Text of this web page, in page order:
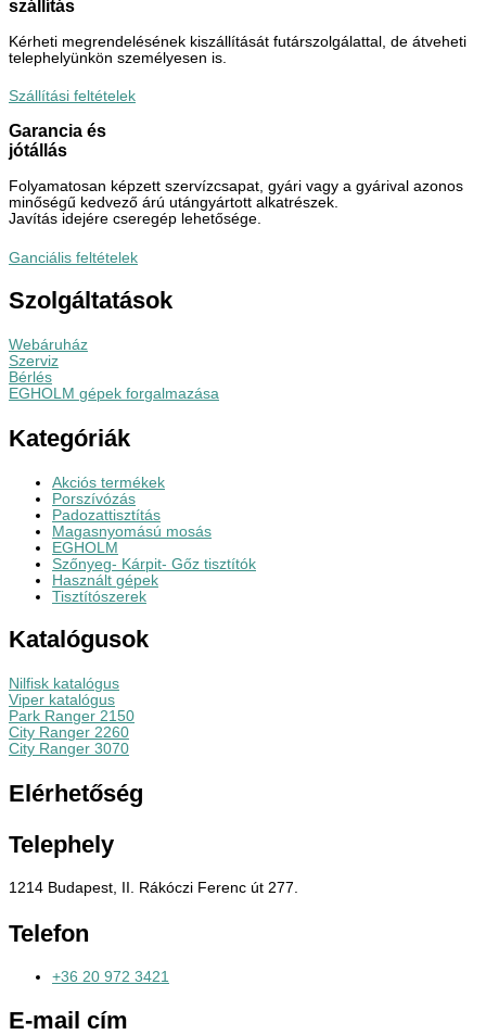
szállítás
Kérheti megrendelésének kiszállítását futárszolgálattal, de átveheti
telephelyünkön személyesen is.
Szállítási feltételek
Garancia és
jótállás
Folyamatosan képzett szervízcsapat, gyári vagy a gyárival azonos
minőségű kedvező árú utángyártott alkatrészek.
Javítás idejére cseregép lehetősége.
Ganciális feltételek
Szolgáltatások
Webáruház
Szerviz
Bérlés
EGHOLM gépek forgalmazása
Kategóriák
Akciós termékek
Porszívózás
Padozattisztítás
Magasnyomású mosás
EGHOLM
Szőnyeg- Kárpit- Gőz tisztítók
Használt gépek
Tisztítószerek
Katalógusok
Nilfisk katalógus
Viper katalógus
Park Ranger 2150
City Ranger 2260
City Ranger 3070
Elérhetőség
Telephely
1214 Budapest, II. Rákóczi Ferenc út 277.
Telefon
+36 20 972 3421
E-mail cím